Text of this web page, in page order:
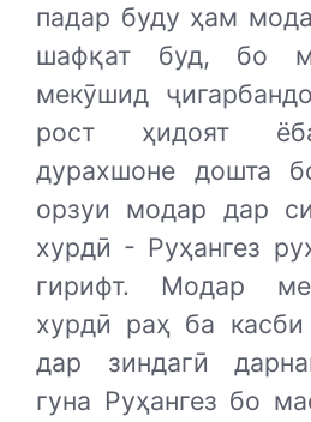
падар буду ҳам
шафқат буд, бо
мекӯшид
рост ҳидоят
дурахшоне дошта
орзуи модар дар
хурдӣ - Руҳангез
гирифт. Модар
хурдӣ раҳ ба
дар зиндагӣ
гуна Руҳангез бо